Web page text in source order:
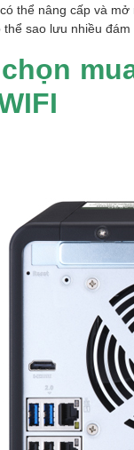
thể nâng cấp và mở
thể sao lưu nhiều